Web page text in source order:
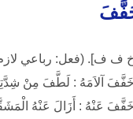
ف ف]. (فعل: رباعي
آلاَمَهُ : لَطَّفَ مِنْ
عَنْهُ : أَزَالَ عَنْهُ